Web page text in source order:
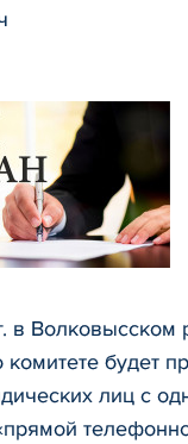
в Волковысском
комитете будет
лиц с